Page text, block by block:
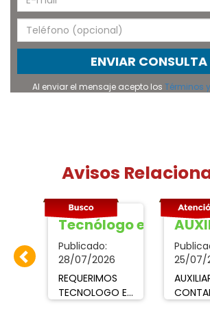
ENVIAR CONSULTA
Al enviar el mensaje acepto los Términos
Avisos
con experiencia
Tecnólogo en HSEQ
Publicado:
28/07/2026
REQUERIMOS
TECNOLOGO EN
25/07/